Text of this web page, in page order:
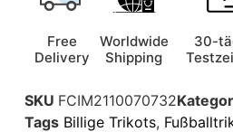
Free
Delivery
Worldwide
Shipping
30-
SKU FCIM2110070732
Tags Billige Trikots,